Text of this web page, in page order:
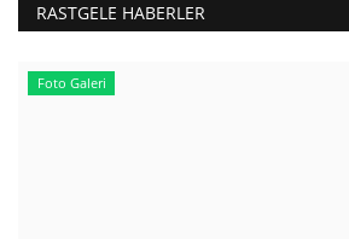
RASTGELE HABERLER
Foto Galeri